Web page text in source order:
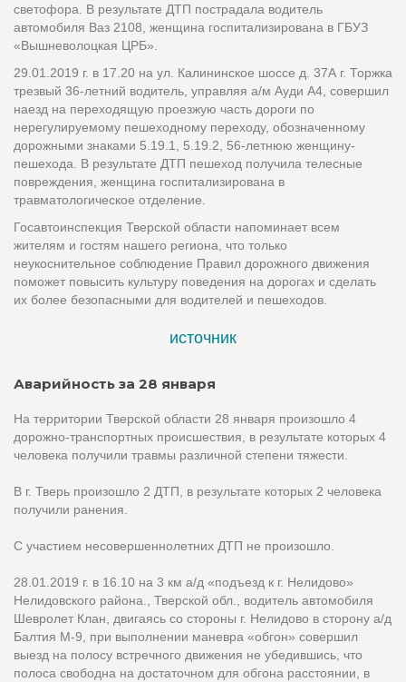
светофора. В результате ДТП пострадала водитель
автомобиля Ваз 2108, женщина госпитализирована в ГБУЗ
«Вышневолоцкая ЦРБ».
29.01.2019 г. в 17.20 на ул. Калининское шоссе д. 37А г. Торжка
трезвый 36-летний водитель, управляя а/м Ауди А4, совершил
наезд на переходящую проезжую часть дороги по
нерегулируемому пешеходному переходу, обозначенному
дорожными знаками 5.19.1, 5.19.2, 56-летнюю женщину-
пешехода. В результате ДТП пешеход получила телесные
повреждения, женщина госпитализирована в
травматологическое отделение.
Госавтоинспекция Тверской области напоминает всем
жителям и гостям нашего региона, что только
неукоснительное соблюдение Правил дорожного движения
поможет повысить культуру поведения на дорогах и сделать
их более безопасными для водителей и пешеходов.
источник
Аварийность за 28 января
На территории Тверской области 28 января произошло 4
дорожно-транспортных происшествия, в результате которых 4
человека получили травмы различной степени тяжести.
В г. Тверь произошло 2 ДТП, в результате которых 2 человека
получили ранения.
С участием несовершеннолетних ДТП не произошло.
28.01.2019 г. в 16.10 на 3 км а/д «подъезд к г. Нелидово»
Нелидовского района., Тверской обл., водитель автомобиля
Шевролет Клан, двигаясь со стороны г. Нелидово в сторону а/д
Балтия М-9, при выполнении маневра «обгон» совершил
выезд на полосу встречного движения не убедившись, что
полоса свободна на достаточном для обгона расстоянии, в